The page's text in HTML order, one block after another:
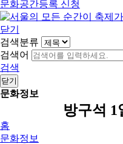
문화공간등록 신청
닫기
검색분류
검색어
검색
닫기
문화정보
방구석 1
홈
문화정보